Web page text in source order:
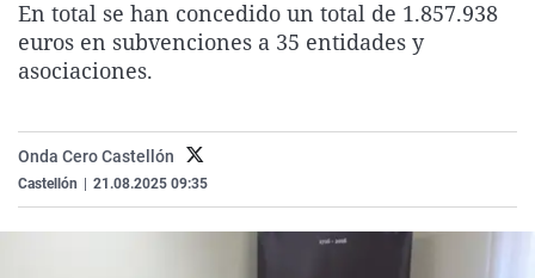
La rosa de los vientos
Gente viajera
Caso
Retornados
Extremadura
Virales
Televisión
En total se han concedido un total de 1.857.938
euros en subvenciones a 35 entidades y
asociaciones.
Onda Cero Castellón
Castellón 21.08.2025 09:35